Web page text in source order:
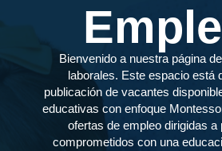
Bienvenido a nuestra página
laborales. Este espacio está
publicación de vacantes
educativas con enfoque
ofertas de empleo dirigidas a
comprometidos con una